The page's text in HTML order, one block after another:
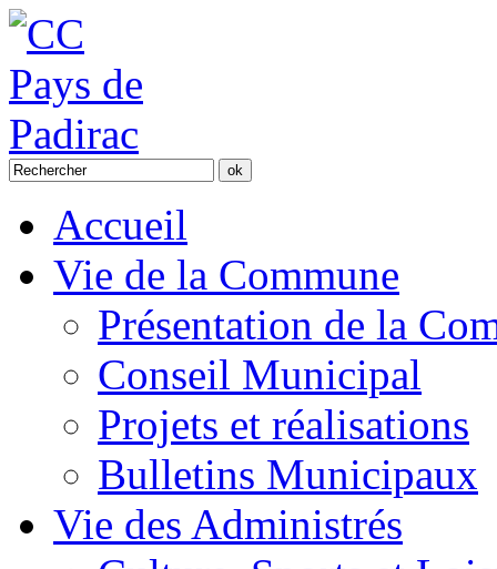
Accueil
Vie de la Commune
Présentation de la
Conseil Municipal
Projets et réalisations
Bulletins Municipaux
Vie des Administrés